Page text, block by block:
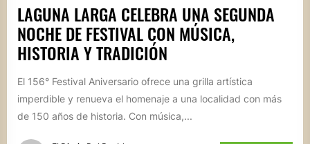
LAGUNA LARGA CELEBRA UNA SEGUNDA
NOCHE DE FESTIVAL CON MÚSICA,
HISTORIA Y TRADICIÓN
El 156° Festival Aniversario ofrece una grilla artística
imperdible y renueva el homenaje a una localidad con más
de 150 años de historia. Con música,...